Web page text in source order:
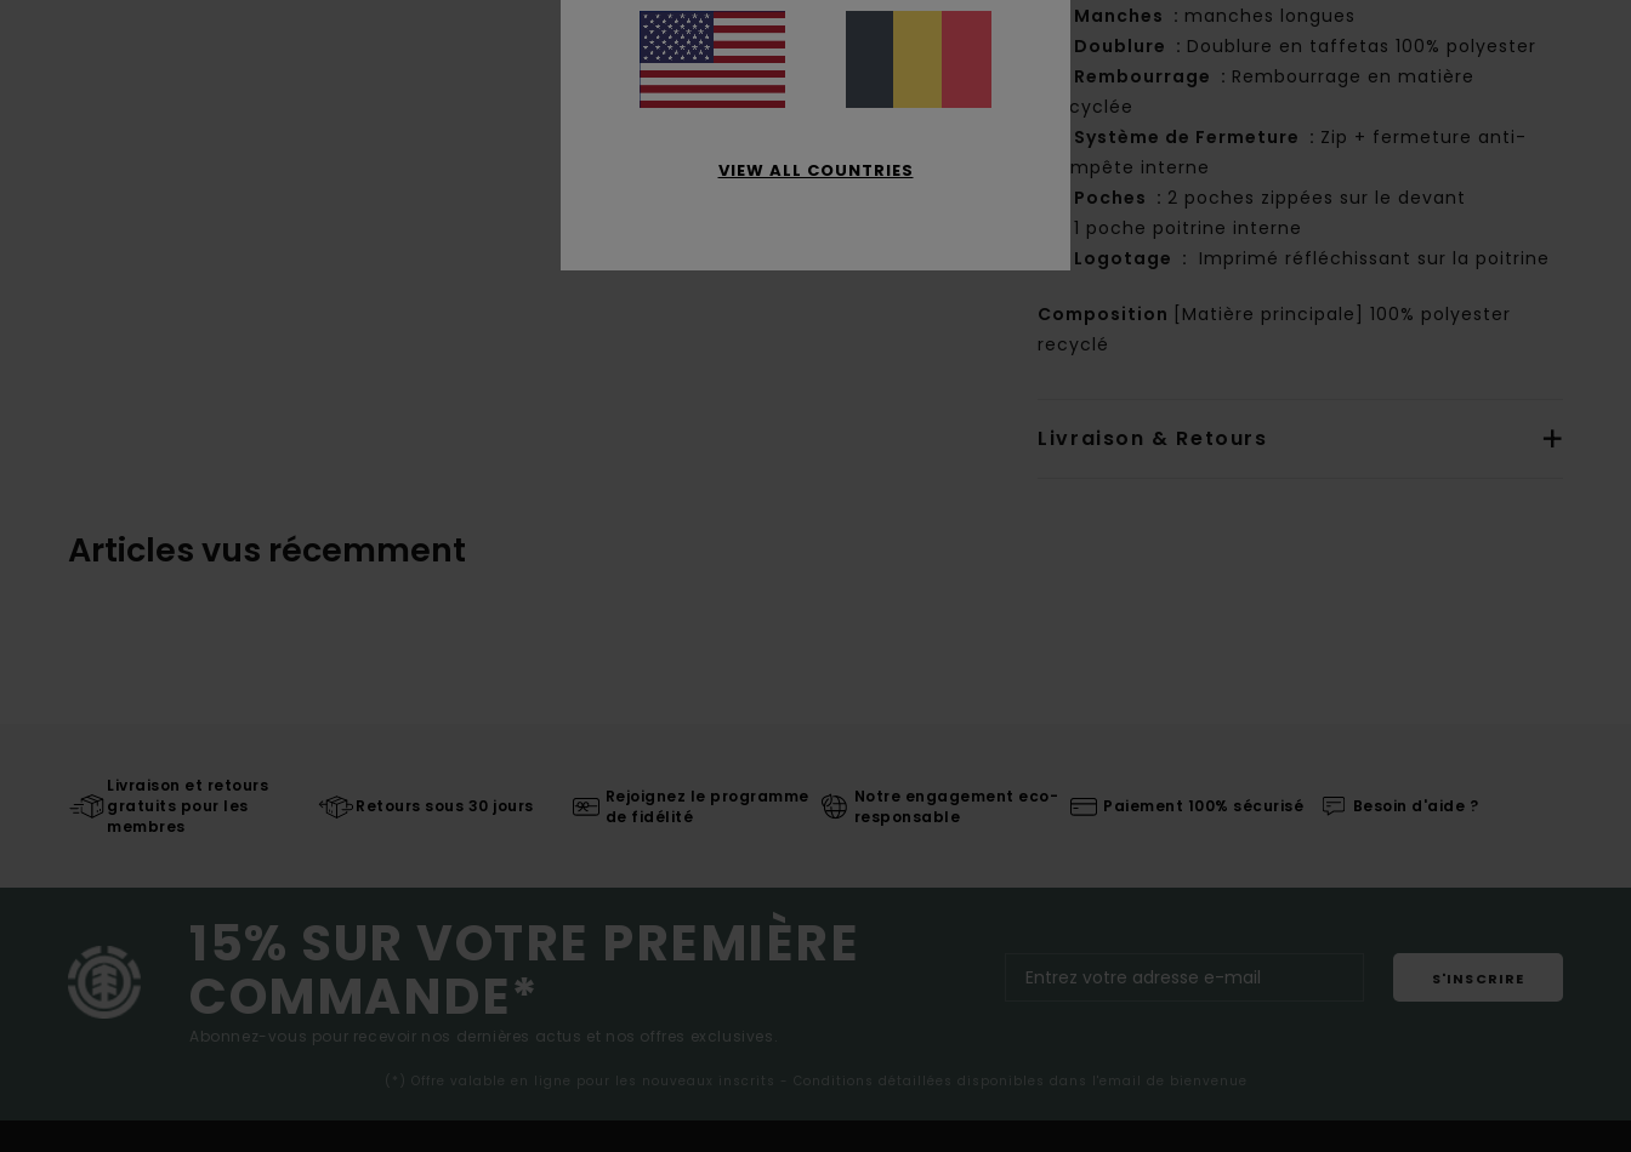
Manches : manches longues
Doublure : Doublure en taffetas 100% polyester
Rembourrage : Rembourrage en matière
recyclée
Système de Fermeture : Zip + fermeture anti-
tempête interne
Poches : 2 poches zippées sur le devant
1 poche poitrine interne
Logotage : Imprimé réfléchissant sur la poitrine
Composition
[Matière principale] 100% polyester
recyclé
Livraison & Retours
Articles vus récemment
Livraison et retours
gratuits pour les
membres
Retours sous 30 jours
Rejoignez le programme
de fidélité
Notre engagement eco-
responsable
Paiement 100% sécurisé Besoin d'aide ?
15% SUR VOTRE PREMIÈRE
COMMANDE*
Abonnez-vous pour recevoir nos dernières actus et nos offres exclusives.
S'INSCRIRE
(*) Offre valable en ligne pour les nouveaux inscrits - Conditions détaillées disponibles dans l'email de bienvenue
VIEW ALL COUNTRIES